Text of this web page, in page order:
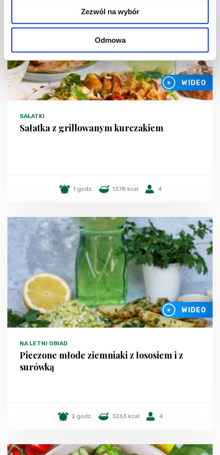
Zezwól na wybór
Odmowa
WIDEO
SAŁATKI
Sałatka z grillowanym kurczakiem
1 godz. 1378 kcal 4
WIDEO
NA LETNI OBIAD
Pieczone młode ziemniaki z łososiem i z
surówką
2 godz. 3263 kcal 4